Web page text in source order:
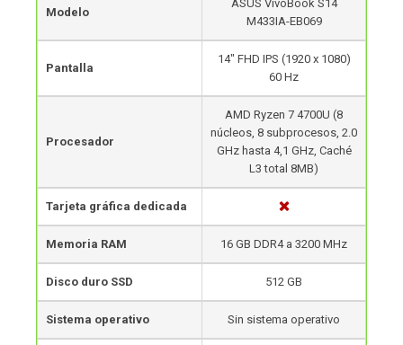
Modelo
ASUS VivoBook S14
M433IA-EB069
Pantalla
14″ FHD IPS (1920 x 1080)
60 Hz
Procesador
AMD Ryzen 7 4700U (8
núcleos, 8 subprocesos, 2.0
GHz hasta 4,1 GHz, Caché
L3 total 8MB)
Tarjeta gráfica dedicada
Memoria RAM 16 GB DDR4 a 3200 MHz
Disco duro SSD 512 GB
Sistema operativo Sin sistema operativo